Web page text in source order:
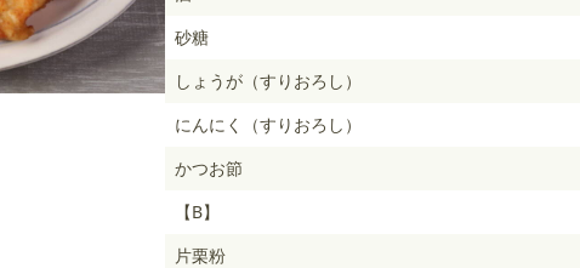
砂糖
しょうが（すりおろし）
にんにく（すりおろし）
かつお節
【B】
片栗粉